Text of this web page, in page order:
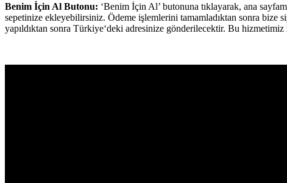
Benim İçin Al Butonu: ‘Benim İçin Al’ butonuna tıklayarak, ana
sepetinize ekleyebilirsiniz. Ödeme işlemlerini tamamladıktan sonra bize
yapıldıktan sonra Türkiye‘deki adresinize gönderilecektir. Bu hizmetimiz